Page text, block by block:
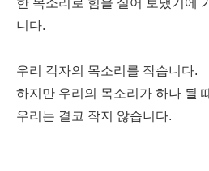
니다.
우리 각자의 목소리를 작습니다.
하지만 우리의 목소리가 하나 될
우리는 결코 작지 않습니다.